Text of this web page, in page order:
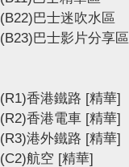
(B22)巴士迷吹水區
(B23)巴士影片分享區
(R1)香港鐵路 [精華]
(R2)香港電車 [精華]
(R3)港外鐵路 [精華]
(C2)航空 [精華]